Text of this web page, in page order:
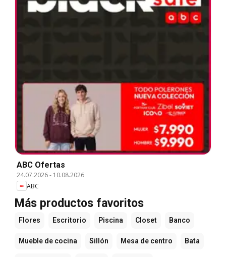
ABC Ofertas
24.07.2026- 10.08.2026
ABC
Más productos favoritos
Flores Escritorio Piscina Closet Banco
Mueble de cocina Sillón Mesa de centro Bata